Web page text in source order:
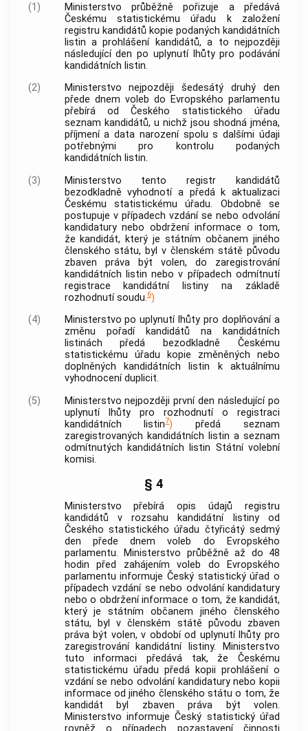
(1)
Ministerstvo průběžně pořizuje a předává
Českému statistickému úřadu k založení
registru kandidátů kopie podaných kandidátních
listin a prohlášení kandidátů, a to nejpozději
následující den po uplynutí lhůty pro podávání
kandidátních listin.
(2)
Ministerstvo nejpozději šedesátý druhý den
přede dnem voleb do Evropského parlamentu
přebírá od Českého statistického úřadu
seznam kandidátů, u nichž jsou shodná jména,
příjmení a data narození spolu s dalšími údaji
potřebnými pro kontrolu podaných
kandidátních listin.
(3)
Ministerstvo tento registr kandidátů
bezodkladně vyhodnotí a předá k aktualizaci
Českému statistickému úřadu. Obdobně se
postupuje v případech vzdání se nebo odvolání
kandidatury nebo obdržení informace o tom,
že kandidát, který je státním občanem jiného
členského státu, byl v členském státě původu
zbaven práva být volen, do zaregistrování
kandidátních listin nebo v případech odmítnutí
registrace kandidátní listiny na základě
rozhodnutí soudu.6)
(4)
Ministerstvo po uplynutí lhůty pro doplňování a
změnu pořadí kandidátů na kandidátních
listinách předá bezodkladně Českému
statistickému úřadu kopie změněných nebo
doplněných kandidátních listin k aktuálnímu
vyhodnocení duplicit.
(5)
Ministerstvo nejpozději první den následující po
uplynutí lhůty pro rozhodnutí o registraci
kandidátních listin7) předá seznam
zaregistrovaných kandidátních listin a seznam
odmítnutých kandidátních listin Státní volební
komisi.
§ 4
Ministerstvo přebírá opis údajů registru
kandidátů v rozsahu kandidátní listiny od
Českého statistického úřadu čtyřicátý sedmý
den přede dnem voleb do Evropského
parlamentu. Ministerstvo průběžně až do 48
hodin před zahájením voleb do Evropského
parlamentu informuje Český statistický úřad o
případech vzdání se nebo odvolání kandidatury
nebo o obdržení informace o tom, že kandidát,
který je státním občanem jiného členského
státu, byl v členském státě původu zbaven
práva být volen, v období od uplynutí lhůty pro
zaregistrování kandidátní listiny. Ministerstvo
tuto informaci předává tak, že Českému
statistickému úřadu předá kopii prohlášení o
vzdání se nebo odvolání kandidatury nebo kopii
informace od jiného členského státu o tom, že
kandidát byl zbaven práva být volen.
Ministerstvo informuje Český statistický úřad